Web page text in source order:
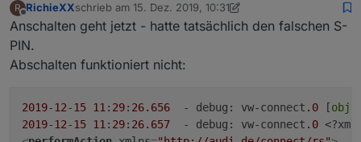
R
Offline
RichieXXschrieb am 15. Dez. 2019, 10:31
zuletzt editiert von RichieXX
Anschalten geht jetzt - hatte tatsächlich den falschen S-
PIN.
Abschalten funktioniert nicht:
2019-12-15 11 : 29: 26.656
  -
debug : vw-connect .0 [
2019-12-15 11 : 29: 26.657
  -
debug : vw-connect .0